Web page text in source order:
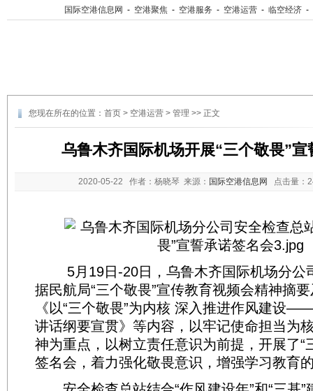
国际空港信息网 - 空港聚焦 - 空港服务 - 空港运营 - 临空经济 -
您现在所在的位置： 首页 > 空港运营 > 管理 >> 正文
乌鲁木齐国际机场开展“三个敬畏”宣
2020-05-22 作者：杨晓琴 来源： 国际空港信息网 点击量：
5月19日-20日，乌鲁木齐国际机场分公
据民航局“三个敬畏”宣传教育视频会精神摘
《以“三个敬畏”为内核 深入推进作风建设
讲话纲要宣贯》等内容，以牢记使命担当为
神为重点，以树立责任意识为前提，开展了“
签名会，着力强化敬畏意识，增强学习教育